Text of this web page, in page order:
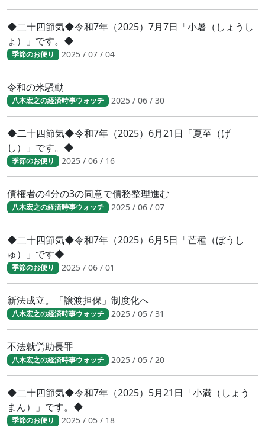
◆二十四節気◆令和7年（2025）7月7日「小暑（しょうし
ょ）」です。◆
季節のお便り 2025 / 07 / 04
令和の米騒動
八木宏之の経済時事ウォッチ 2025 / 06 / 30
◆二十四節気◆令和7年（2025）6月21日「夏至（げ
し）」です。◆
季節のお便り 2025 / 06 / 16
債権者の4分の3の同意で債務整理進む
八木宏之の経済時事ウォッチ 2025 / 06 / 07
◆二十四節気◆令和7年（2025）6月5日「芒種（ぼうし
ゅ）」です◆
季節のお便り 2025 / 06 / 01
新法成立。「譲渡担保」制度化へ
八木宏之の経済時事ウォッチ 2025 / 05 / 31
不法就労助長罪
八木宏之の経済時事ウォッチ 2025 / 05 / 20
◆二十四節気◆令和7年（2025）5月21日「小満（しょう
まん）」です。◆
季節のお便り 2025 / 05 / 18